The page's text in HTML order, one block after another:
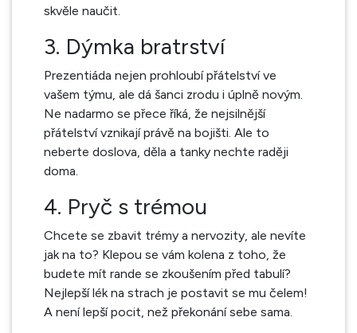
skvěle naučit.
3. Dýmka bratrství
Prezentiáda nejen prohloubí přátelství ve
vašem týmu, ale dá šanci zrodu i úplně novým.
Ne nadarmo se přece říká, že nejsilnější
přátelství vznikají právě na bojišti. Ale to
neberte doslova, děla a tanky nechte raději
doma.
4. Pryč s trémou
Chcete se zbavit trémy a nervozity, ale nevíte
jak na to? Klepou se vám kolena z toho, že
budete mít rande se zkoušením před tabulí?
Nejlepší lék na strach je postavit se mu čelem!
A není lepší pocit, než překonání sebe sama.